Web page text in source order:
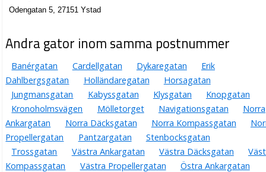
Odengatan 5, 27151 Ystad
Andra gator inom samma postnummer
Banérgatan Cardellgatan Dykaregatan
Erik
Dahlbergsgatan
Holländaregatan
Horsagatan
Jungmansgatan
Kabyssgatan Klysgatan
Knopgatan
Kronoholmsvägen
Mölletorget Navigationsgatan
Norra
Ankargatan
Norra Däcksgatan Norra Kompassgatan
Propellergatan
Pantzargatan
Stenbocksgatan
Trossgatan
Västra Ankargatan Västra Däcksgatan
Kompassgatan
Västra Propellergatan
Östra Ankargatan